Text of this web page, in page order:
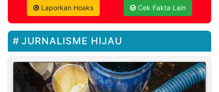
Laporkan Hoaks Cek Fakta Lain
JURNALISME HIJAU